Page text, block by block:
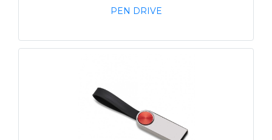
PEN DRIVE